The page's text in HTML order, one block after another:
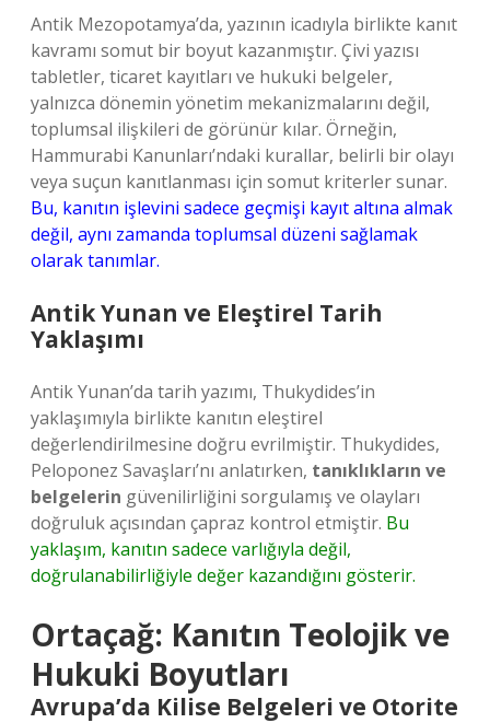
Antik Mezopotamya’da, yazının icadıyla birlikte kanıt
kavramı somut bir boyut kazanmıştır. Çivi yazısı
tabletler, ticaret kayıtları ve hukuki belgeler,
yalnızca dönemin yönetim mekanizmalarını değil,
toplumsal ilişkileri de görünür kılar. Örneğin,
Hammurabi Kanunları’ndaki kurallar, belirli bir olayı
veya suçun kanıtlanması için somut kriterler sunar.
Bu, kanıtın işlevini sadece geçmişi kayıt altına almak
değil, aynı zamanda toplumsal düzeni sağlamak
olarak tanımlar.
Antik Yunan ve Eleştirel Tarih
Yaklaşımı
Antik Yunan’da tarih yazımı, Thukydides’in
yaklaşımıyla birlikte kanıtın eleştirel
değerlendirilmesine doğru evrilmiştir. Thukydides,
Peloponez Savaşları’nı anlatırken, tanıklıkların ve
belgelerin güvenilirliğini sorgulamış ve olayları
doğruluk açısından çapraz kontrol etmiştir. Bu
yaklaşım, kanıtın sadece varlığıyla değil,
doğrulanabilirliğiyle değer kazandığını gösterir.
Ortaçağ: Kanıtın Teolojik ve
Hukuki Boyutları
Avrupa’da Kilise Belgeleri ve Otorite